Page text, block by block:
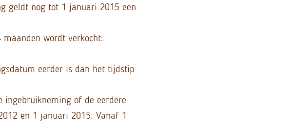
geldt nog tot 1 januari 2015 een
wordt verkocht:
eerder is dan het tijdstip
of de eerdere
en 1 januari 2015. Vanaf 1